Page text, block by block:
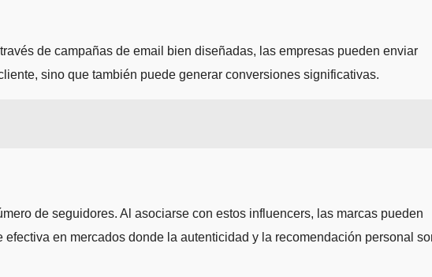
de campañas de email bien diseñadas, las empresas pueden enviar
sino que también puede generar conversiones significativas.
de seguidores. Al asociarse con estos influencers, las marcas pueden
en mercados donde la autenticidad y la recomendación personal